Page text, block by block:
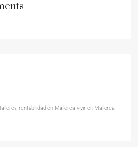
rentabilidad en Mallorca vivir en Mallorca